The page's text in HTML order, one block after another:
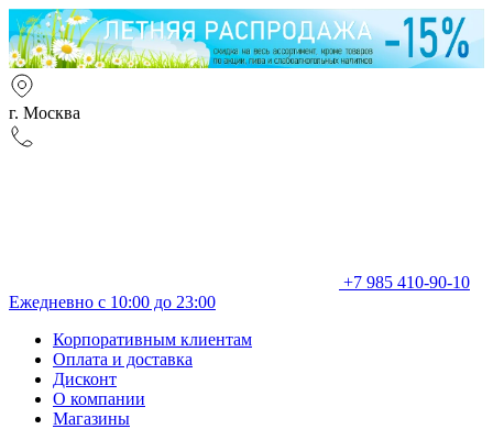
г. Москва
+7 985 410-90-10
Ежедневно с 10:00 до 23:00
Корпоративным клиентам
Оплата и доставка
Дисконт
О компании
Магазины